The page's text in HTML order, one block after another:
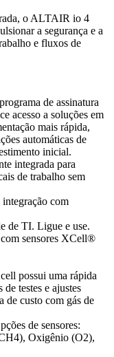
o ALTAIR io 4
a segurança e a
e fluxos de
de assinatura
acesso a soluções em
mais rápida,
automáticas de
inicial.
integrada para
de trabalho sem
com
de TI. Ligue e use.
sensores XCell®
possui uma rápida
de testes e ajustes
de custo com gás de
de sensores:
Oxigênio (O2),